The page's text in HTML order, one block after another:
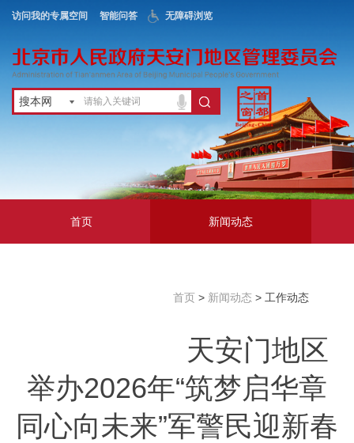
访问我的专属空间 智能问答 无障碍浏览
搜本网
首页 新闻动态
首页> 新闻动态> 工作动态
天安门地区
举办2026年“筑梦启华章
同心向未来”军警民迎新春